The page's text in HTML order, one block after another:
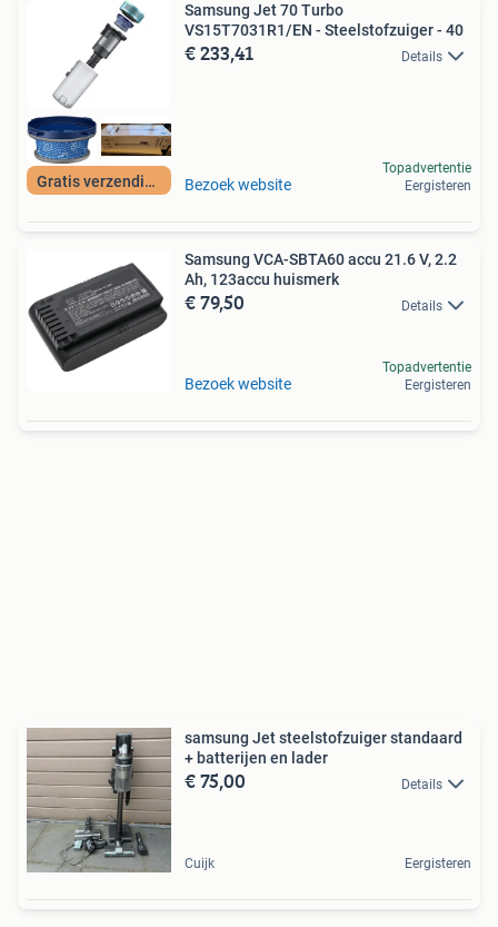
Gratis verzending
Samsung Jet 70 Turbo
VS15T7031R1/EN - Steelstofzuiger - 40
€ 233,41 Details
Bezoek website
Topadvertentie
Eergisteren
Samsung VCA-SBTA60 accu 21.6 V, 2.2
Ah, 123accu huismerk
€ 79,50 Details
Bezoek website
Topadvertentie
Eergisteren
samsung Jet steelstofzuiger standaard
+ batterijen en lader
€ 75,00 Details
Cuijk Eergisteren